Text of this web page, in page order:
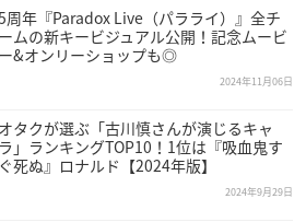
周年『Paradox Live（パラライ）』全チ
ームの新キービジュアル公開！記念ムービ
ー&オンリーショップも◎
2024年11月06日
オタクが選ぶ「古川慎さんが演じるキャ
ラ」ランキングTOP10！1位は『吸血鬼す
ぐ死ぬ』ロナルド【2024年版】
2024年9月29日